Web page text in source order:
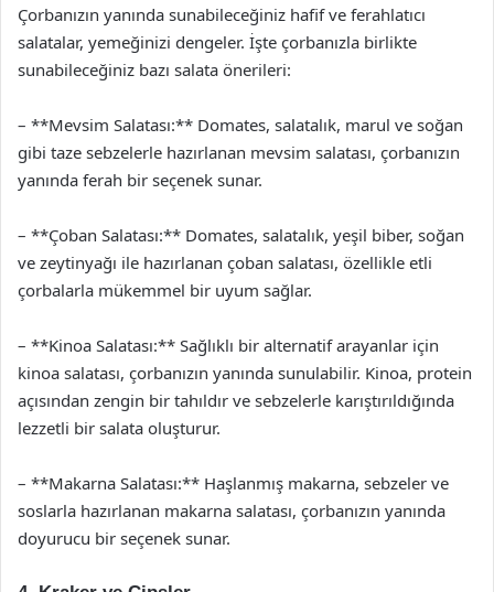
Çorbanızın yanında sunabileceğiniz hafif ve ferahlatıcı
salatalar, yemeğinizi dengeler. İşte çorbanızla birlikte
sunabileceğiniz bazı salata önerileri:
– **Mevsim Salatası:** Domates, salatalık, marul ve soğan
gibi taze sebzelerle hazırlanan mevsim salatası, çorbanızın
yanında ferah bir seçenek sunar.
– **Çoban Salatası:** Domates, salatalık, yeşil biber, soğan
ve zeytinyağı ile hazırlanan çoban salatası, özellikle etli
çorbalarla mükemmel bir uyum sağlar.
– **Kinoa Salatası:** Sağlıklı bir alternatif arayanlar için
kinoa salatası, çorbanızın yanında sunulabilir. Kinoa, protein
açısından zengin bir tahıldır ve sebzelerle karıştırıldığında
lezzetli bir salata oluşturur.
– **Makarna Salatası:** Haşlanmış makarna, sebzeler ve
soslarla hazırlanan makarna salatası, çorbanızın yanında
doyurucu bir seçenek sunar.